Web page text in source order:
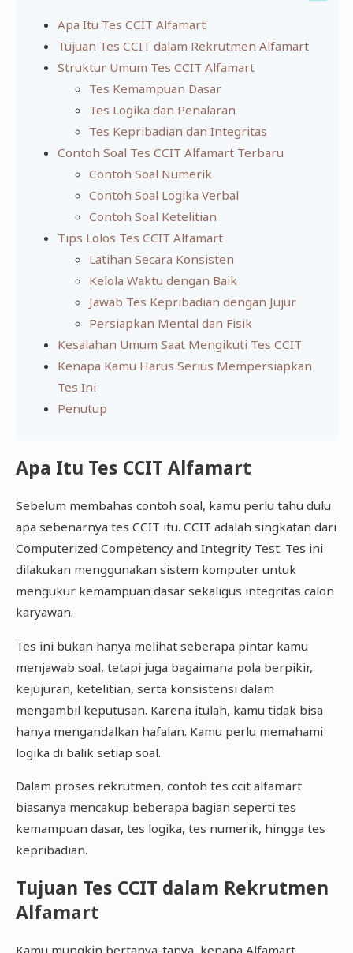
Apa Itu Tes CCIT Alfamart
Tujuan Tes CCIT dalam Rekrutmen Alfamart
Struktur Umum Tes CCIT Alfamart
Tes Kemampuan Dasar
Tes Logika dan Penalaran
Tes Kepribadian dan Integritas
Contoh Soal Tes CCIT Alfamart Terbaru
Contoh Soal Numerik
Contoh Soal Logika Verbal
Contoh Soal Ketelitian
Tips Lolos Tes CCIT Alfamart
Latihan Secara Konsisten
Kelola Waktu dengan Baik
Jawab Tes Kepribadian dengan Jujur
Persiapkan Mental dan Fisik
Kesalahan Umum Saat Mengikuti Tes CCIT
Kenapa Kamu Harus Serius Mempersiapkan
Tes Ini
Penutup
Apa Itu Tes CCIT Alfamart
Sebelum membahas contoh soal, kamu perlu tahu dulu
apa sebenarnya tes CCIT itu. CCIT adalah singkatan dari
Computerized Competency and Integrity Test. Tes ini
dilakukan menggunakan sistem komputer untuk
mengukur kemampuan dasar sekaligus integritas calon
karyawan.
Tes ini bukan hanya melihat seberapa pintar kamu
menjawab soal, tetapi juga bagaimana pola berpikir,
kejujuran, ketelitian, serta konsistensi dalam
mengambil keputusan. Karena itulah, kamu tidak bisa
hanya mengandalkan hafalan. Kamu perlu memahami
logika di balik setiap soal.
Dalam proses rekrutmen, contoh tes ccit alfamart
biasanya mencakup beberapa bagian seperti tes
kemampuan dasar, tes logika, tes numerik, hingga tes
kepribadian.
Tujuan Tes CCIT dalam Rekrutmen
Alfamart
Kamu mungkin bertanya-tanya, kenapa Alfamart